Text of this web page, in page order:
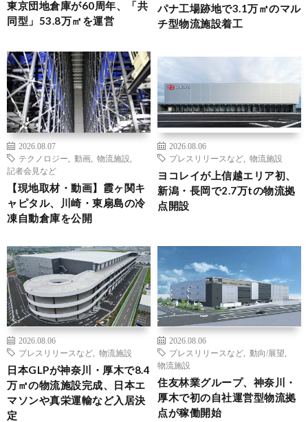
東京団地倉庫が60周年、「共
同型」53.8万㎡を運営
パナ工場跡地で3.1万㎡のマル
チ型物流施設着工
2026.08.07
テクノロジー
動画 物流施設
記者会見など
【現地取材・動画】霞ヶ関キ
ャピタル、川崎・東扇島の冷
凍自動倉庫を公開
2026.08.06
プレスリリースなど
物流施設
ヨコレイが上信越エリア初、
新潟・長岡で2.7万tの物流拠
点開設
2026.08.06
プレスリリースなど
物流施設
日本GLPが神奈川・厚木で8.4
万㎡の物流施設完成、日本エ
マソンや真栄運輸など入居決
定
2026.08.06
プレスリリースなど
動向/展望
物流施設
住友林業グループ、神奈川・
厚木で初の自社運営型物流拠
点が稼働開始